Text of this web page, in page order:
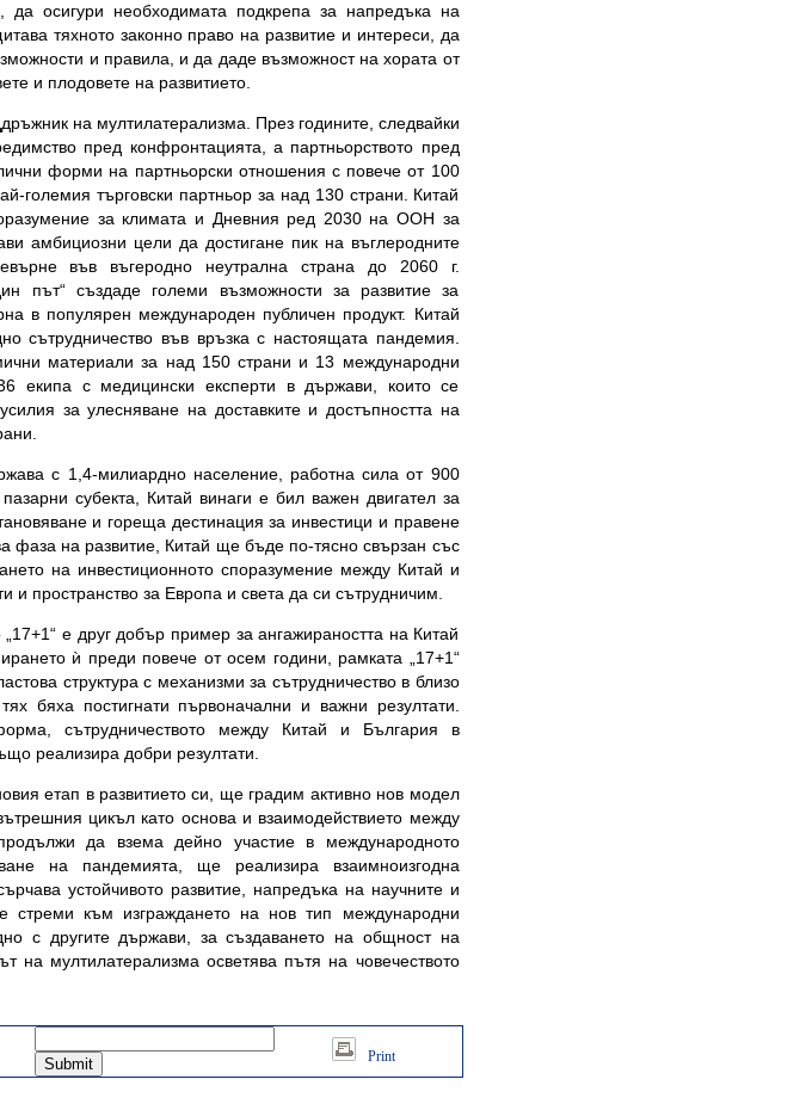
да осигури необходимата подкрепа за напредъка на
тяхното законно право на развитие и интереси, да
и правила, и да даде възможност на хората от
и плодовете на развитието.
на мултилатерализма. През годините, следвайки
пред конфронтацията, а партньорството пред
форми на партньорски отношения с повече от 100
големия търговски партньор за над 130 страни. Китай
за климата и Дневния ред 2030 на ООН за
амбициозни цели да достигане пик на въглеродните
във въгеродно неутрална страна до 2060 г.
път“ създаде големи възможности за развитие за
в популярен международен публичен продукт. Китай
сътрудничество във връзка с настоящата пандемия.
материали за над 150 страни и 13 международни
екипа с медицински експерти в държави, които се
за улесняване на доставките и достъпността на
с 1,4-милиардно население, работна сила от 900
субекта, Китай винаги е бил важен двигател за
и гореща дестинация за инвестици и правене
фаза на развитие, Китай ще бъде по-тясно свързан със
на инвестиционното споразумение между Китай и
пространство за Европа и света да си сътрудничим.
е друг добър пример за ангажираността на Китай
ѝ преди повече от осем години, рамката „17+1“
структура с механизми за сътрудничество в близо
бяха постигнати първоначални и важни резултати.
сътрудничеството между Китай и България в
реализира добри резултати.
етап в развитието си, ще градим активно нов модел
цикъл като основа и взаимодействието между
да взема дейно участие в международното
на пандемията, ще реализира взаимноизгодна
устойчивото развитие, напредъка на научните и
стреми към изграждането на нов тип международни
с другите държави, за създаването на общност на
на мултилатерализма осветява пътя на човечеството
Print